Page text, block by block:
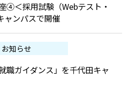
④＜採用試験（Webテスト・
ャンパスで開催
お知らせ
職ガイダンス」を千代田キャ